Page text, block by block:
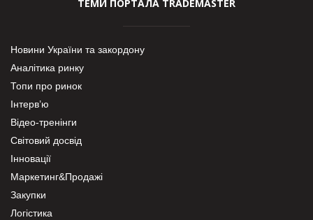
ТЕМИ ПОРТАЛА TRADEMASTER
Новини України та закордону
Аналітика ринку
Топи про ринок
Інтерв’ю
Відео-тренінги
Світовий досвід
Інновації
Маркетинг&Продажі
Закупки
Логістика